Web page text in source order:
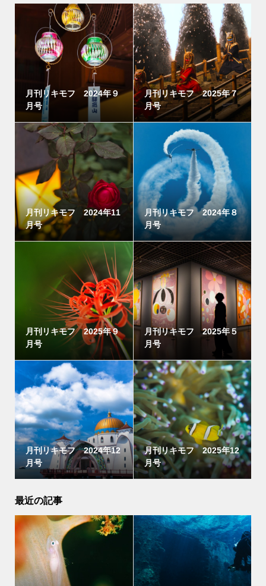
月刊リキモフ 2024年９
月号
月刊リキモフ 2025年７
月号
月刊リキモフ 2024年11
月号
月刊リキモフ 2024年８
月号
月刊リキモフ 2025年９
月号
月刊リキモフ 2025年５
月号
月刊リキモフ 2024年12
月号
月刊リキモフ 2025年12
月号
最近の記事